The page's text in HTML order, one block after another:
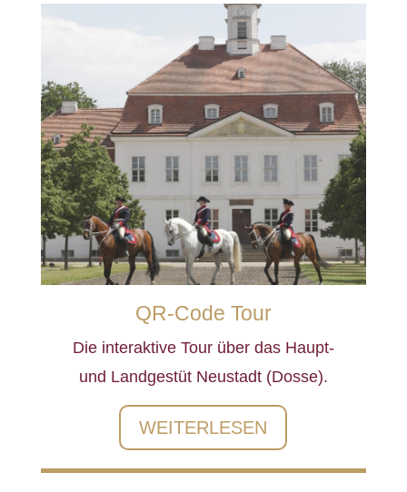
QR-Code Tour
Die interaktive Tour über das Haupt-
und Landgestüt Neustadt (Dosse).
WEITERLESEN